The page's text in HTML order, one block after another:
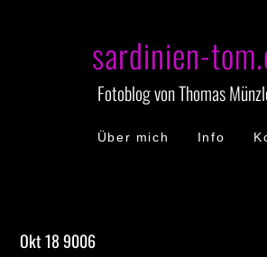
sardinien-
Fotoblog von Thomas
Über mich Info
Okt 18 9006